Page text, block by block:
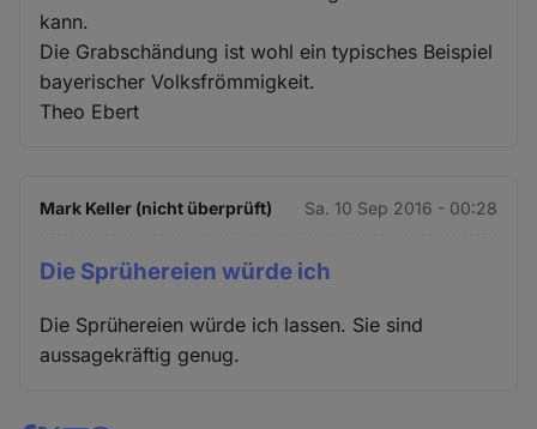
kann.
Die Grabschändung ist wohl ein typisches Beispiel
bayerischer Volksfrömmigkeit.
Theo Ebert
Mark Keller (nicht überprüft) Sa. 10 Sep 2016 - 00:28
Die Sprühereien würde ich
Die Sprühereien würde ich lassen. Sie sind
aussagekräftig genug.